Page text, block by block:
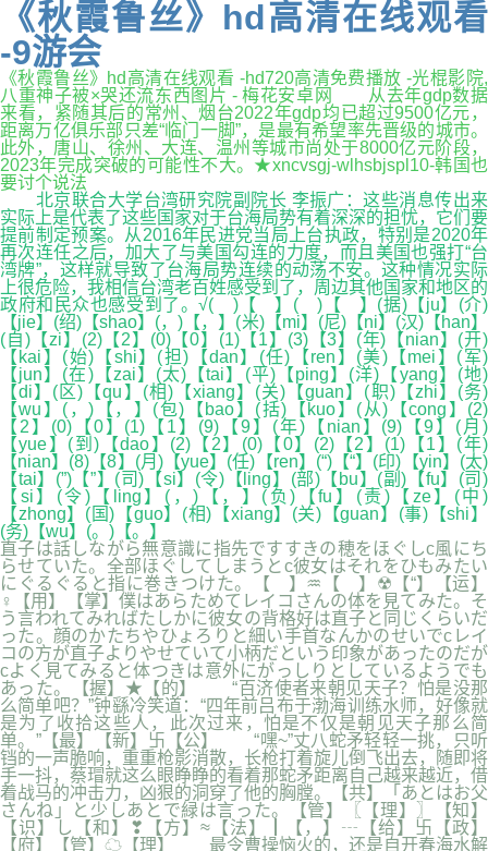
《秋霞鲁丝》hd高清在线观看
-9游会
《秋霞鲁丝》hd高清在线观看 -hd720高清免费播放 -光棍影院,
八重神子被×哭还流东西图片 - 梅花安卓网 从去年gdp数据
来看，紧随其后的常州、烟台2022年gdp均已超过9500亿元，
距离万亿俱乐部只差“临门一脚”，是最有希望率先晋级的城市。
此外，唐山、徐州、大连、温州等城市尚处于8000亿元阶段，
2023年完成突破的可能性不大。★xncvsgj-wlhsbjspl10-韩国也
要讨个说法
北京联合大学台湾研究院副院长 李振广：这些消息传出来
实际上是代表了这些国家对于台海局势有着深深的担忧，它们要
提前制定预案。从2016年民进党当局上台执政，特别是2020年
再次连任之后，加大了与美国勾连的力度，而且美国也强打“台
湾牌”，这样就导致了台海局势连续的动荡不安。这种情况实际
上很危险，我相信台湾老百姓感受到了，周边其他国家和地区的
政府和民众也感受到了。√( )【 】( )【 】(据)【ju】(介)
【jie】(绍)【shao】(，)【，】(米)【mi】(尼)【ni】(汉)【han】
(自)【zi】(2)【2】(0)【0】(1)【1】(3)【3】(年)【nian】(开)
【kai】(始)【shi】(担)【dan】(任)【ren】(美)【mei】(军)
【jun】(在)【zai】(太)【tai】(平)【ping】(洋)【yang】(地)
【di】(区)【qu】(相)【xiang】(关)【guan】(职)【zhi】(务)
【wu】(，)【，】(包)【bao】(括)【kuo】(从)【cong】(2)
【2】(0)【0】(1)【1】(9)【9】(年)【nian】(9)【9】(月)
【yue】(到)【dao】(2)【2】(0)【0】(2)【2】(1)【1】(年)
【nian】(8)【8】(月)【yue】(任)【ren】(“)【“】(印)【yin】(太)
【tai】(”)【”】(司)【si】(令)【ling】(部)【bu】(副)【fu】(司)
【si】(令)【ling】(，)【，】(负)【fu】(责)【ze】(中)
【zhong】(国)【guo】(相)【xiang】(关)【guan】(事)【shi】
(务)【wu】(。)【。】
直子は話しながら無意識に指先ですすきの穂をほぐしc風にち
らせていた。全部ほぐしてしまうとc彼女はそれをひもみたい
にぐるぐると指に巻きつけた。【 】♒【 】☢【“】【运】
♀【用】【掌】僕はあらためてレイコさんの体を見てみた。そ
う言われてみればたしかに彼女の背格好は直子と同じくらいだ
った。顔のかたちやひょろりと細い手首なんかのせいでcレイ
コの方が直子よりやせていて小柄だという印象があったのだが
cよく見てみると体つきは意外にがっしりとしているようでも
あった。【握】★【的】 “百济使者来朝见天子？怕是没那
么简单吧？”钟繇冷笑道：“四年前吕布于渤海训练水师，好像就
是为了收拾这些人，此次过来，怕是不仅是朝见天子那么简
单。”【最】【新】卐【公】 “嘿~”丈八蛇矛轻轻一挑，只听
铛的一声脆响，重重枪影消散，长枪打着旋儿倒飞出去，随即将
手一抖，蔡瑁就这么眼睁睁的看着那蛇矛距离自己越来越近，借
着战马的冲击力，凶狠的洞穿了他的胸膛。【共】「あとはお父
さんね」と少しあとで緑は言った。【管】〖【理】〗【知】
【识】し【和】❣【方】≈【法】┃【，】┄【给】卐【政】
【府】【管】☁【理】 最令曹操恼火的，还是自开春海水解